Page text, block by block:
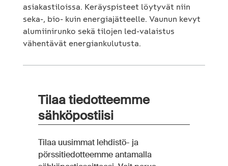
asiakastiloissa. Keräyspisteet löytyvät niin
seka-, bio- kuin energiajätteelle. Vaunun kevyt
alumiinirunko sekä tilojen led-valaistus
vähentävät energiankulutusta.